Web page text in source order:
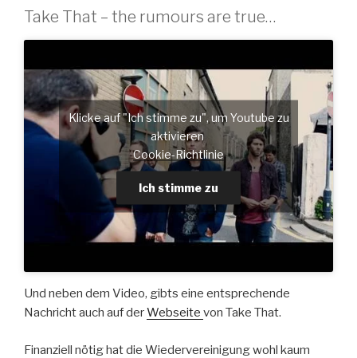
Take That – the rumours are true…
Klicke auf "Ich stimme zu", um Youtube zu
aktivieren
Cookie-Richtlinie
Ich stimme zu
Und neben dem Video, gibts eine entsprechende
Nachricht auch auf derWebseite von Take That.
Finanziell nötig hat die Wiedervereinigung wohl kaum